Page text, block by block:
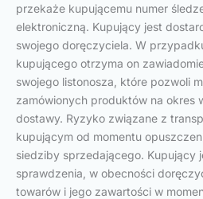
przekaże kupującemu numer
elektroniczną. Kupujący jest
swojego doręczyciela. W
kupującego otrzyma on
swojego listonosza, które pozwoli
zamówionych produktów na okres
dostawy. Ryzyko związane z
kupującym od momentu
siedziby sprzedającego. Kupujący
sprawdzenia, w obecności
towarów i jego zawartości w